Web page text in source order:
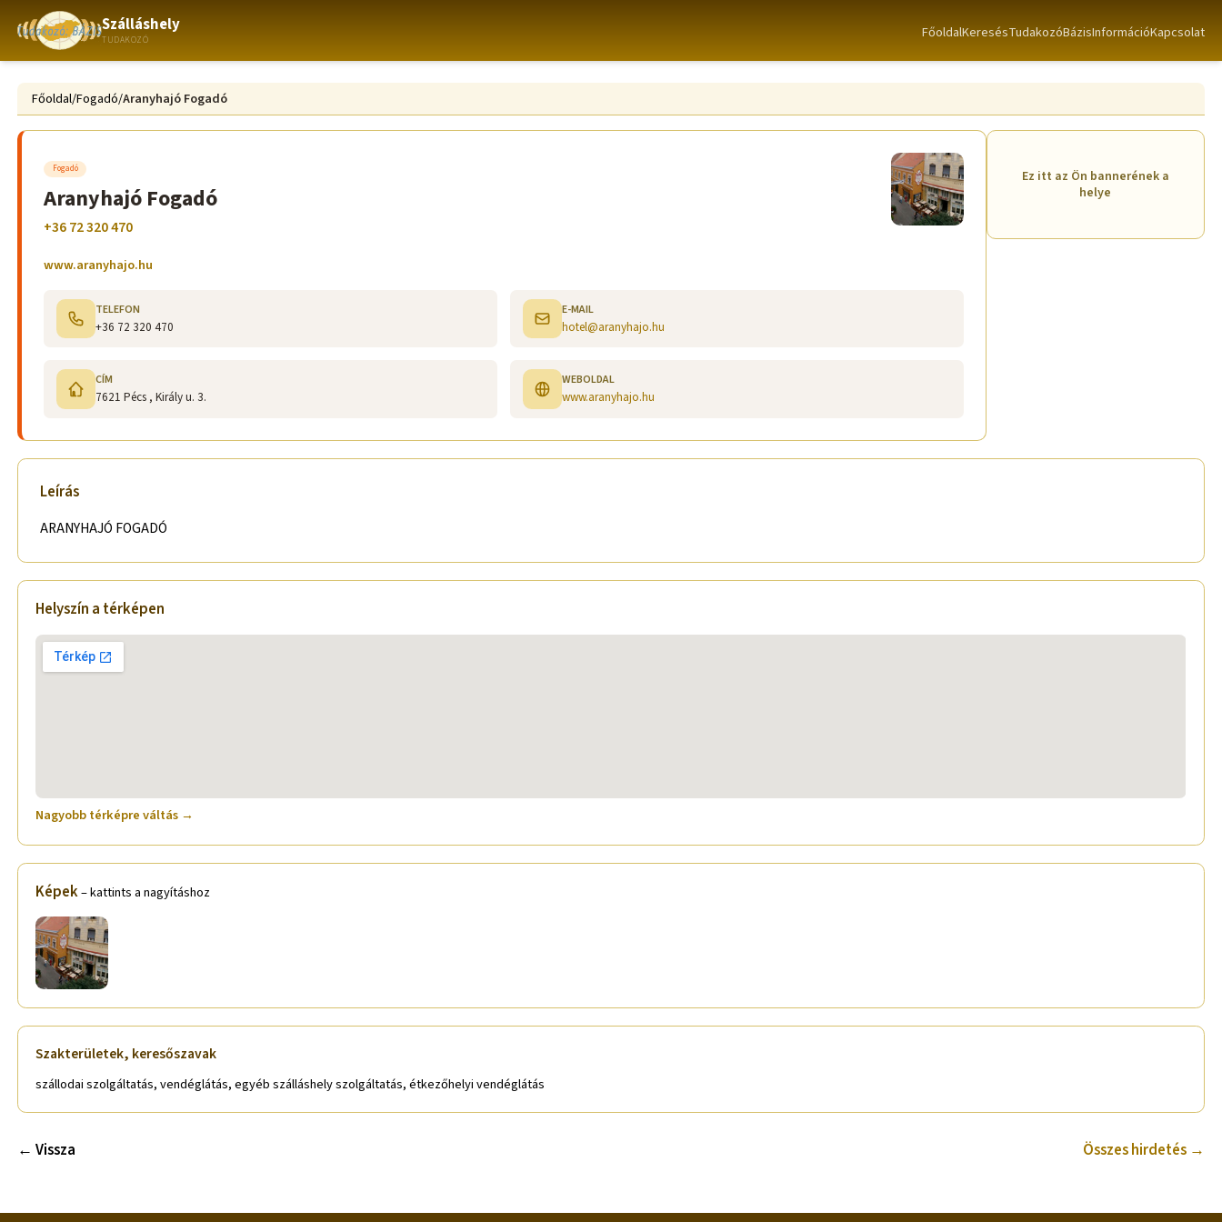
Szálláshely
TUDAKOZÓ FőoldalKeresésTudakozóBázisInformációKapcsolat
Főoldal/Fogadó/Aranyhajó Fogadó
Fogadó
Aranyhajó Fogadó
+36 72 320 470
www.aranyhajo.hu
TELEFON
+36 72 320 470
E-MAIL
hotel@aranyhajo.hu
CÍM
7621 Pécs , Király u. 3.
WEBOLDAL
www.aranyhajo.hu
Ez itt az Ön bannerének a
helye
Leírás
ARANYHAJÓ FOGADÓ
Helyszín a térképen
Nagyobb térképre váltás →
Képek– kattints a nagyításhoz
Szakterületek, keresőszavak
szállodai szolgáltatás, vendéglátás, egyéb szálláshely szolgáltatás, étkezőhelyi vendéglátás
← Vissza Összes hirdetés →